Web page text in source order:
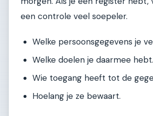
een controle veel soepeler.
Welke persoonsgegevens je
Welke doelen je daarmee hebt.
Wie toegang heeft tot de
Hoelang je ze bewaart.